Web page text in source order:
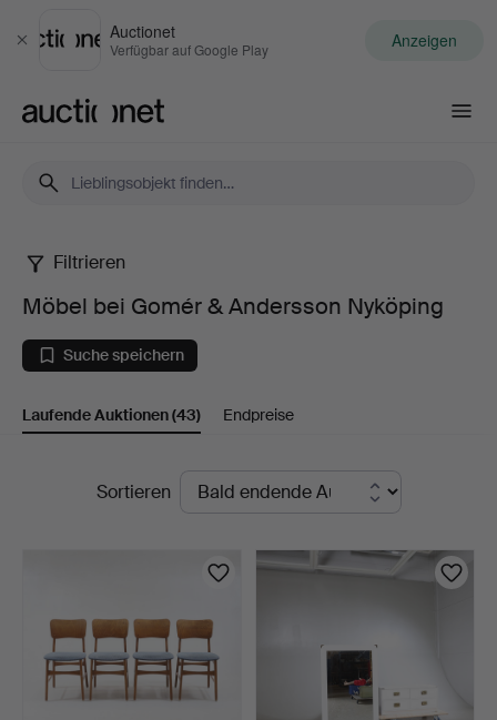
Schließen
Auctionet
Verfügbar auf Google Play Anzeigen
Möbel
bei
Gomér
&
Andersson
Filtrieren
Möbel bei Gomér & Andersson Nyköping
Suche speichern
Laufende Auktionen(43) Endpreise
LaufendeSortieren